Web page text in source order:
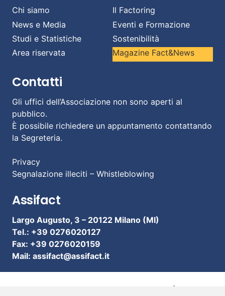
Chi siamo
Il Factoring
News e Media
Eventi e Formazione
Studi e Statistiche
Sostenibilità
Area riservata
Magazine Fact&News
Contatti
Gli uffici dell’Associazione non sono aperti al
pubblico.
È possibile richiedere un appuntamento contattando
la Segreteria.
Privacy
Segnalazione illeciti – Whistleblowing
Assifact
Largo Augusto, 3 – 20122 Milano (MI)
Tel.: +39 0276020127
Fax: +39 0276020159
Mail: assifact@assifact.it
© 2020 ASSIFACT – C.F. 97067880159 | Partita